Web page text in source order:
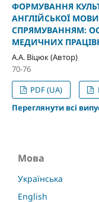
ФОРМУВАННЯ
АНГЛІЙСЬКОЇ
СПРЯМУВАННЯМ:
МЕДИЧНИХ
А.А. Віцюк (Автор)
70-76
PDF (UA)
Переглянути всі
Мова
Українська
English